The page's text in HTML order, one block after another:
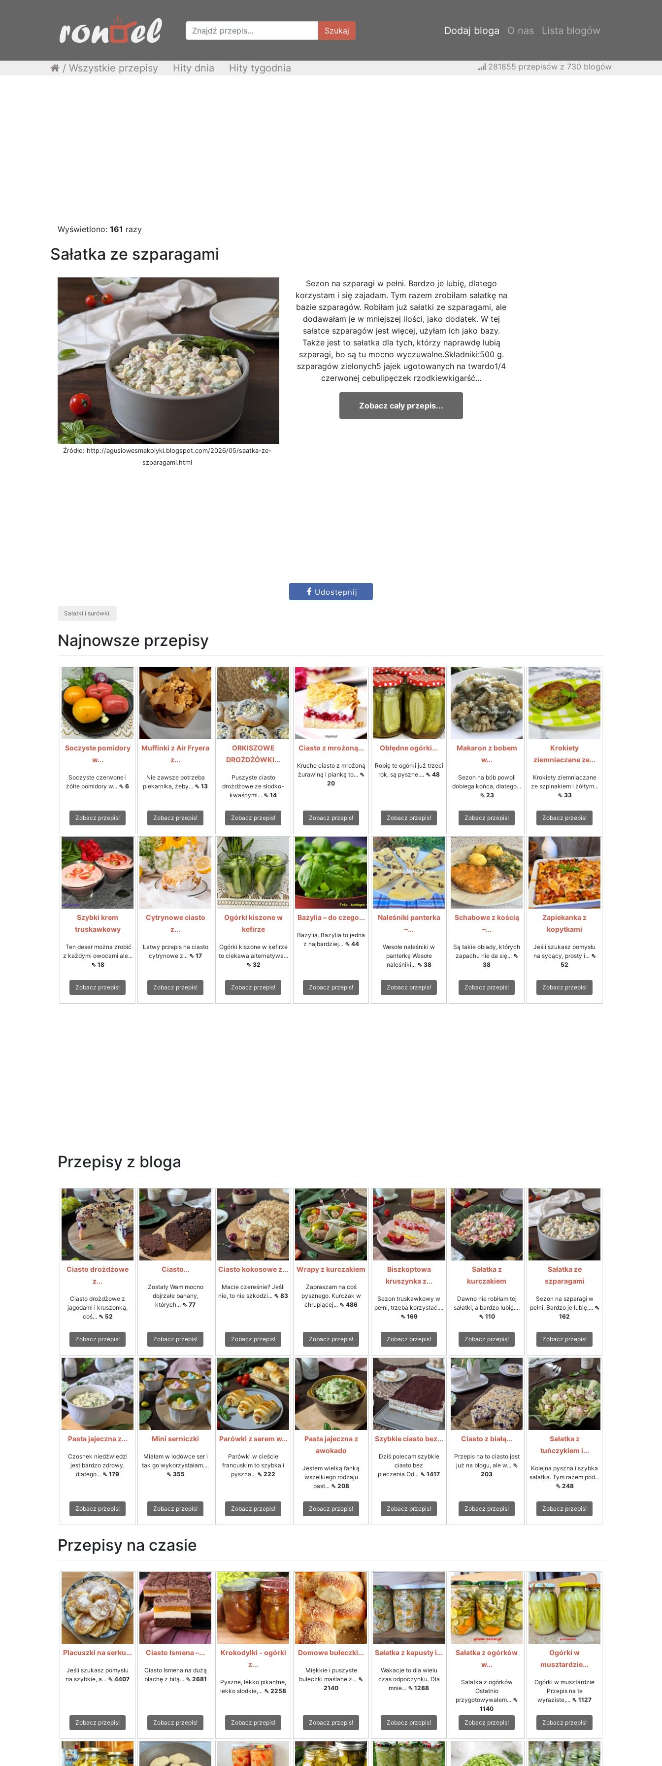
Szukaj Dodaj bloga O nas Lista blogów
/ Wszystkie przepisy Hity dnia Hity tygodnia 281855 przepisów z 730 blogów
Wyświetlono: 161 razy
Sałatka ze szparagami
Źródło: http://agusiowesmakolyki.blogspot.com/2026/05/saatka-ze-
szparagami.html
Sezon na szparagi w pełni. Bardzo je lubię, dlatego
korzystam i się zajadam. Tym razem zrobiłam sałatkę na
bazie szparagów. Robiłam już sałatki ze szparagami, ale
dodawałam je w mniejszej ilości, jako dodatek. W tej
sałatce szparagów jest więcej, użyłam ich jako bazy.
Także jest to sałatka dla tych, którzy naprawdę lubią
szparagi, bo są tu mocno wyczuwalne.Składniki:500 g.
szparagów zielonych5 jajek ugotowanych na twardo1/4
czerwonej cebulipęczek rzodkiewkigarść...
Zobacz cały przepis...
Udostępnij
Sałatki i surówki.
Najnowsze przepisy
Soczyste pomidory
w...
Soczyste czerwone i
żółte pomidory w... ⇖ 6
Zobacz przepis!
Muffinki z Air Fryera
z...
Nie zawsze potrzeba
piekarnika, żeby... ⇖ 13
Zobacz przepis!
ORKISZOWE
DROŻDŻÓWKI...
Puszyste ciasto
drożdżowe ze słodko-
kwaśnymi... ⇖ 14
Zobacz przepis!
Ciasto z mrożoną...
Kruche ciasto z mrożoną
żurawiną i pianką to... ⇖
20
Zobacz przepis!
Obłędne ogórki...
Robię te ogórki już trzeci
rok, są pyszne.... ⇖ 48
Zobacz przepis!
Makaron z bobem
w...
Sezon na bób powoli
dobiega końca, dlatego...
⇖ 23
Zobacz przepis!
Krokiety
ziemniaczane ze...
Krokiety ziemniaczane
ze szpinakiem i żółtym...
⇖ 33
Zobacz przepis!
Szybki krem
truskawkowy
Ten deser można zrobić
z każdymi owocami ale...
⇖ 18
Zobacz przepis!
Cytrynowe ciasto
z...
Łatwy przepis na ciasto
cytrynowe z... ⇖ 17
Zobacz przepis!
Ogórki kiszone w
kefirze
Ogórki kiszone w kefirze
to ciekawa alternatywa...
⇖ 32
Zobacz przepis!
Bazylia – do czego...
Bazylia. Bazylia to jedna
z najbardziej... ⇖ 44
Zobacz przepis!
Naleśniki panterka
–...
Wesołe naleśniki w
panterkę Wesołe
naleśniki... ⇖ 38
Zobacz przepis!
Schabowe z kością
–...
Są takie obiady, których
zapachu nie da się... ⇖
38
Zobacz przepis!
Zapiekanka z
kopytkami
Jeśli szukasz pomysłu
na sycący, prosty i... ⇖
52
Zobacz przepis!
Przepisy z bloga
Ciasto drożdżowe
z...
Ciasto drożdżowe z
jagodami i kruszonką,
coś... ⇖ 52
Zobacz przepis!
Ciasto...
Zostały Wam mocno
dojrzałe banany,
których... ⇖ 77
Zobacz przepis!
Ciasto kokosowe z...
Macie czereśnie? Jeśli
nie, to nie szkodzi... ⇖ 83
Zobacz przepis!
Wrapy z kurczakiem
Zapraszam na coś
pysznego. Kurczak w
chrupiącej... ⇖ 486
Zobacz przepis!
Biszkoptowa
kruszynka z...
Sezon truskawkowy w
pełni, trzeba korzystać....
⇖ 169
Zobacz przepis!
Sałatka z
kurczakiem
Dawno nie robiłam tej
sałatki, a bardzo lubię....
⇖ 110
Zobacz przepis!
Sałatka ze
szparagami
Sezon na szparagi w
pełni. Bardzo je lubię,... ⇖
162
Zobacz przepis!
Pasta jajeczna z...
Czosnek niedźwiedzi
jest bardzo zdrowy,
dlatego... ⇖ 179
Zobacz przepis!
Mini serniczki
Miałam w lodówce ser i
tak go wykorzystałam....
⇖ 355
Zobacz przepis!
Parówki z serem w...
Parówki w cieście
francuskim to szybka i
pyszna... ⇖ 222
Zobacz przepis!
Pasta jajeczna z
awokado
Jestem wielką fanką
wszelkiego rodzaju
past... ⇖ 208
Zobacz przepis!
Szybkie ciasto bez...
Dziś polecam szybkie
ciasto bez
pieczenia.Od... ⇖ 1417
Zobacz przepis!
Ciasto z białą...
Przepis na to ciasto jest
już na blogu, ale w... ⇖
203
Zobacz przepis!
Sałatka z
tuńczykiem i...
Kolejna pyszna i szybka
sałatka. Tym razem pod...
⇖ 248
Zobacz przepis!
Przepisy na czasie
Placuszki na serku...
Jeśli szukasz pomysłu
na szybkie, a... ⇖ 4407
Zobacz przepis!
Ciasto Ismena –...
Ciasto Ismena na dużą
blachę z bitą... ⇖ 2681
Zobacz przepis!
Krokodylki - ogórki
z...
Pyszne, lekko pikantne,
lekko słodkie,... ⇖ 2258
Zobacz przepis!
Domowe bułeczki...
Miękkie i puszyste
bułeczki maślane z... ⇖
2140
Zobacz przepis!
Sałatka z kapusty i...
Wakacje to dla wielu
czas odpoczynku. Dla
mnie... ⇖ 1288
Zobacz przepis!
Sałatka z ogórków
w...
Sałatka z ogórków
Ostatnio
przygotowywałem... ⇖
1140
Zobacz przepis!
Ogórki w
musztardzie...
Ogórki w musztardzie
Przepis na te
wyraziste,... ⇖ 1127
Zobacz przepis!